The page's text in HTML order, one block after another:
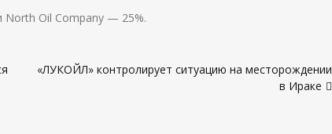
North Oil Company — 25%.
«ЛУКОЙЛ» контролирует ситуацию на месторождении
в Ираке